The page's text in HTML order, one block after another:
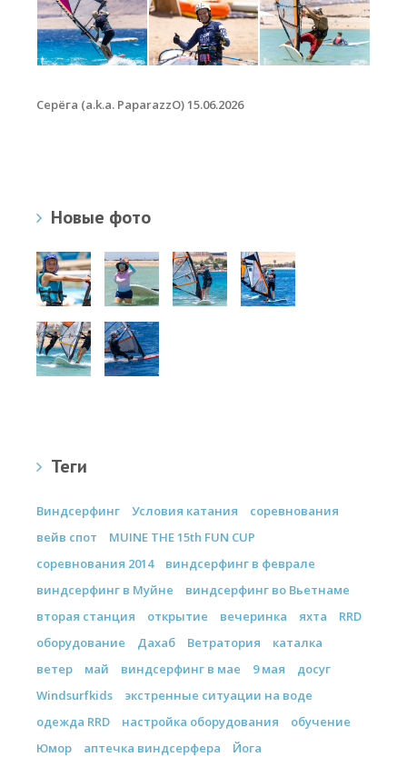
Серёга (a.k.a. PaparazzO) 15.06.2026
Новые фото
Теги
Виндсерфинг Условия катания
соревнования
вейв спот
MUINE THE 15th FUN CUP
соревнования 2014
виндсерфинг в феврале
виндсерфинг в Муйне
виндсерфинг во Вьетнаме
вторая станция
открытие вечеринка яхта
RRD
оборудование
Дахаб Ветратория
каталка
ветер
май виндсерфинг в мае 9 мая
досуг
Windsurfkids
экстренные ситуации на воде
одежда RRD
настройка оборудования
обучение
Юмор
аптечка виндсерфера
Йога